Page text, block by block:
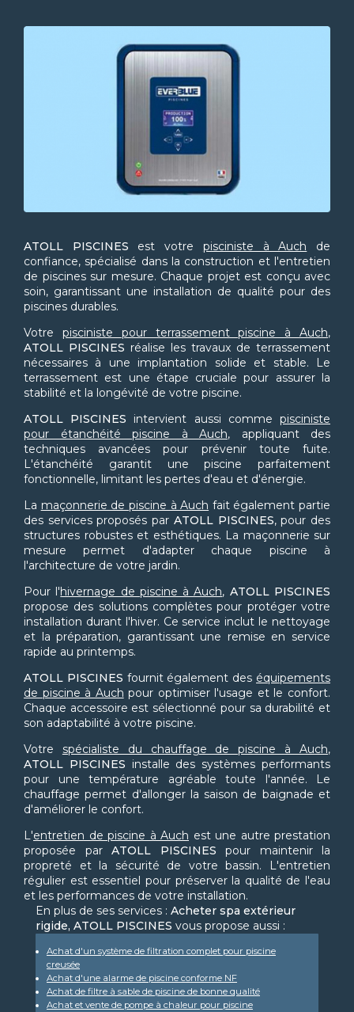
ATOLL PISCINES est votre pisciniste à Auch de
confiance, spécialisé dans la construction et l'entretien
de piscines sur mesure. Chaque projet est conçu avec
soin, garantissant une installation de qualité pour des
piscines durables.
Votre pisciniste pour terrassement piscine à Auch,
ATOLL PISCINES réalise les travaux de terrassement
nécessaires à une implantation solide et stable. Le
terrassement est une étape cruciale pour assurer la
stabilité et la longévité de votre piscine.
ATOLL PISCINES intervient aussi commepisciniste
pour étanchéité piscine à Auch, appliquant des
techniques avancées pour prévenir toute fuite.
L'étanchéité garantit une piscine parfaitement
fonctionnelle, limitant les pertes d'eau et d'énergie.
La maçonnerie de piscine à Auch fait également partie
des services proposés par ATOLL PISCINES, pour des
structures robustes et esthétiques. La maçonnerie sur
mesure permet d'adapter chaque piscine à
l'architecture de votre jardin.
Pour l'hivernage de piscine à Auch, ATOLL PISCINES
propose des solutions complètes pour protéger votre
installation durant l'hiver. Ce service inclut le nettoyage
et la préparation, garantissant une remise en service
rapide au printemps.
ATOLL PISCINES fournit également des équipements
de piscine à Auch pour optimiser l'usage et le confort.
Chaque accessoire est sélectionné pour sa durabilité et
son adaptabilité à votre piscine.
Votre spécialiste du chauffage de piscine à Auch,
ATOLL PISCINES installe des systèmes performants
pour une température agréable toute l'année. Le
chauffage permet d'allonger la saison de baignade et
d'améliorer le confort.
L'entretien de piscine à Auch est une autre prestation
proposée par ATOLL PISCINES pour maintenir la
propreté et la sécurité de votre bassin. L'entretien
régulier est essentiel pour préserver la qualité de l'eau
et les performances de votre installation.
En plus de ses services : Acheter spa extérieur
rigide, ATOLL PISCINES vous propose aussi :
Achat d'un système de filtration complet pour piscine
creusée
Achat d'une alarme de piscine conforme NF
Achat de filtre à sable de piscine de bonne qualité
Achat et vente de pompe à chaleur pour piscine